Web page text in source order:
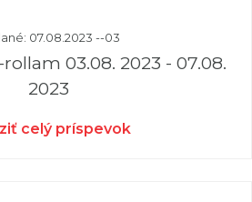
07.08.2023 --03
03.08. 2023 - 07.08.
2023
celý príspevok